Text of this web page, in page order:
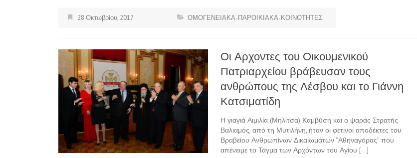
28 Οκτωβρίου, 2017 ΟΜΟΓΕΝΕΙΑΚΑ-ΠΑΡΟΙΚΙΑΚΑ-ΚΟΙΝΟΤΗΤΕΣ
Οι Αρχοντες του Οικουμενικού
Πατριαρχείου βράβευσαν τους
ανθρώπους της Λέσβου και το Γιάννη
Κατσιματίδη
Η γιαγιά Αιμιλία (Μηλίτσα) Καμβύση και ο ψαράς Στρατής
Βαλιαμός, από τη Μυτιλήνη, ήταν οι φετινοί αποδέκτες του
Βραβείου Ανθρωπίνων Δικαιωμάτων “Αθηναγόρας” που
απένειμε το Τάγμα των Αρχόντων του Αγίου […]